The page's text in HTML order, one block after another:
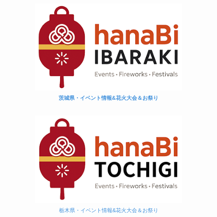
茨城県・イベント情報&花火大会＆お祭り
栃木県・イベント情報&花火大会＆お祭り